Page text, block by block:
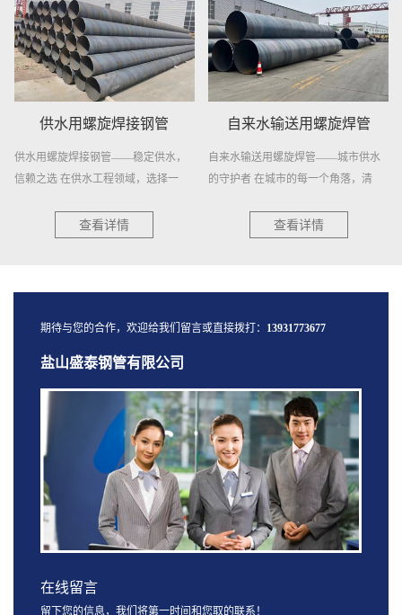
供水用螺旋焊接钢管
供水用螺旋焊接钢管——稳定供水，
信赖之选 在供水工程领域，选择一
查看详情
自来水输送用螺旋焊管
自来水输送用螺旋焊管——城市供水
的守护者 在城市的每一个角落，清
查看详情
期待与您的合作，欢迎给我们留言或直接拨打： 13931773677
盐山盛泰钢管有限公司
在线留言
留下您的信息，我们将第一时间和您取的联系！